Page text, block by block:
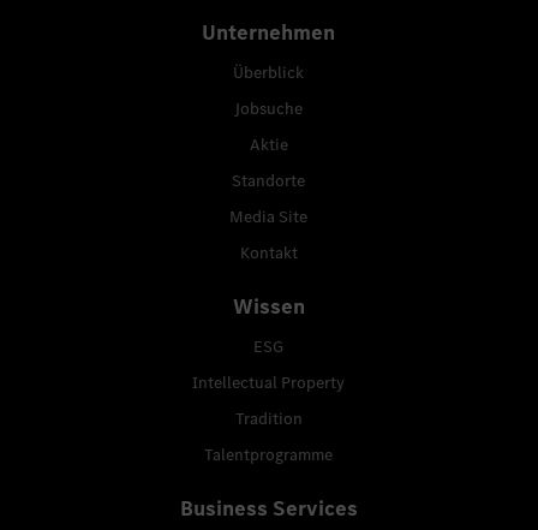
Unternehmen
Überblick
Jobsuche
Aktie
Standorte
Media Site
Kontakt
Wissen
ESG
Intellectual Property
Tradition
Talentprogramme
Business Services